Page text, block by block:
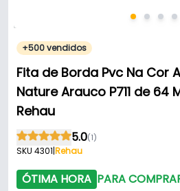
+500 vendidos
Fita de Borda Pvc Na Cor
Nature Arauco P711 de 64
Rehau
5.0(1)
SKU 4301|Rehau
ÓTIMA HORA PARA